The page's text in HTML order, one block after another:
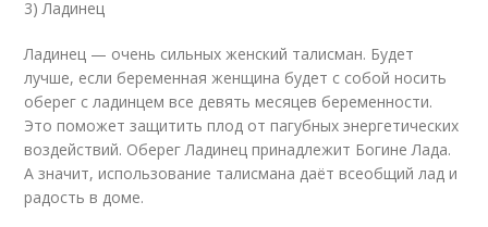
3) Ладинец
Ладинец — очень сильных женский талисман. Будет
лучше, если беременная женщина будет с собой носить
оберег с ладинцем все девять месяцев беременности.
Это поможет защитить плод от пагубных энергетических
воздействий. Оберег Ладинец принадлежит Богине Лада.
А значит, использование талисмана даёт всеобщий лад и
радость в доме.